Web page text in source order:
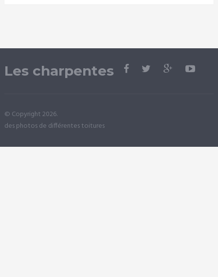
Les charpentes
© Copyright 2026.
des photos de différentes toitures